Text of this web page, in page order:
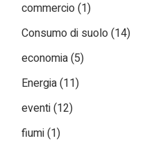
commercio(1)
Consumo di suolo(14)
economia(5)
Energia(11)
eventi(12)
fiumi(1)